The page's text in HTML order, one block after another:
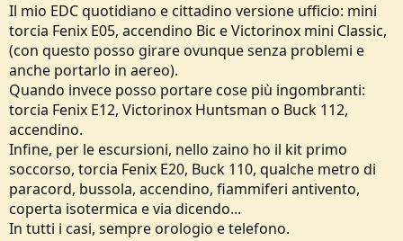
Il mio EDC quotidiano e cittadino versione ufficio: mini
torcia Fenix E05, accendino Bic e Victorinox mini Classic,
(con questo posso girare ovunque senza problemi e
anche portarlo in aereo).
Quando invece posso portare cose più ingombranti:
torcia Fenix E12, Victorinox Huntsman o Buck 112,
accendino.
Infine, per le escursioni, nello zaino ho il kit primo
soccorso, torcia Fenix E20, Buck 110, qualche metro di
paracord, bussola, accendino, fiammiferi antivento,
coperta isotermica e via dicendo...
In tutti i casi, sempre orologio e telefono.